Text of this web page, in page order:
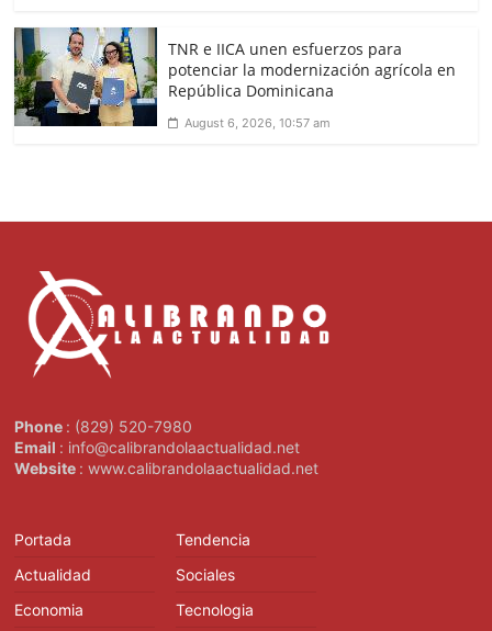
TNR e IICA unen esfuerzos para
potenciar la modernización agrícola en
República Dominicana
August 6, 2026, 10:57 am
Phone : (829) 520-7980
Email : info@calibrandolaactualidad.net
Website : www.calibrandolaactualidad.net
Portada
Actualidad
Economia
Tendencia
Sociales
Tecnologia